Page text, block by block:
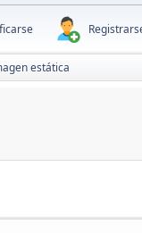
estática